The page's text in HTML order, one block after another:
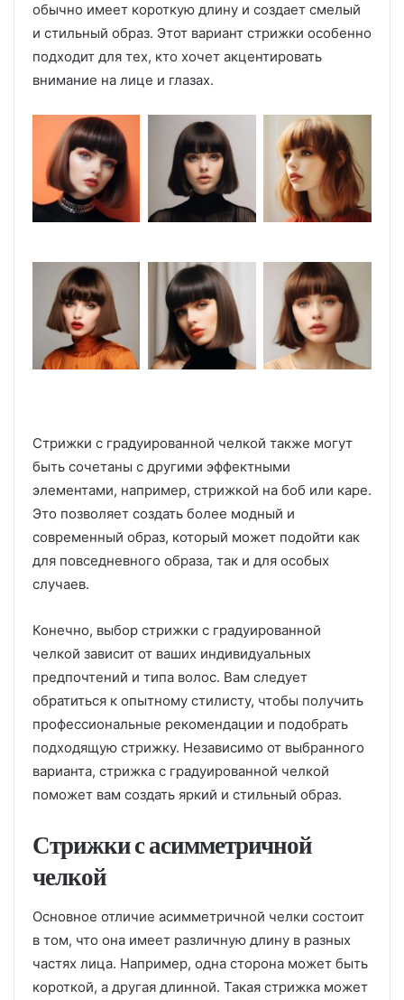
обычно имеет короткую длину и создает смелый
и стильный образ. Этот вариант стрижки особенно
подходит для тех, кто хочет акцентировать
внимание на лице и глазах.
Стрижки с градуированной челкой также могут
быть сочетаны с другими эффектными
элементами, например, стрижкой на боб или каре.
Это позволяет создать более модный и
современный образ, который может подойти как
для повседневного образа, так и для особых
случаев.
Конечно, выбор стрижки с градуированной
челкой зависит от ваших индивидуальных
предпочтений и типа волос. Вам следует
обратиться к опытному стилисту, чтобы получить
профессиональные рекомендации и подобрать
подходящую стрижку. Независимо от выбранного
варианта, стрижка с градуированной челкой
поможет вам создать яркий и стильный образ.
Стрижки с асимметричной
челкой
Основное отличие асимметричной челки состоит
в том, что она имеет различную длину в разных
частях лица. Например, одна сторона может быть
короткой, а другая длинной. Такая стрижка может